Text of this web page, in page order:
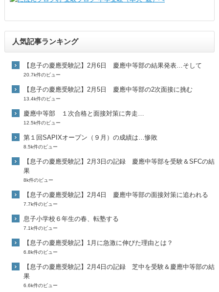
人気記事ランキング
【息子の慶應受験記】2月6日 慶應中等部の結果発表…そして
20.7k件のビュー
【息子の慶應受験記】2月5日 慶應中等部の2次面接に挑む
13.4k件のビュー
慶應中等部 １次合格と面接対策に奔走…
12.5k件のビュー
第１回SAPIXオープン（９月）の成績は…惨敗
8.5k件のビュー
【息子の慶應受験記】2月3日の記録 慶應中等部を受験＆SFCの結
果
8k件のビュー
【息子の慶應受験記】2月4日 慶應中等部の面接対策に追われる
7.7k件のビュー
息子小学校６年生の春、転塾する
7.1k件のビュー
【息子の慶應受験記】1月に急激に伸びた理由とは？
6.8k件のビュー
【息子の慶應受験記】2月4日の記録 芝中を受験＆慶應中等部の結
果
6.6k件のビュー